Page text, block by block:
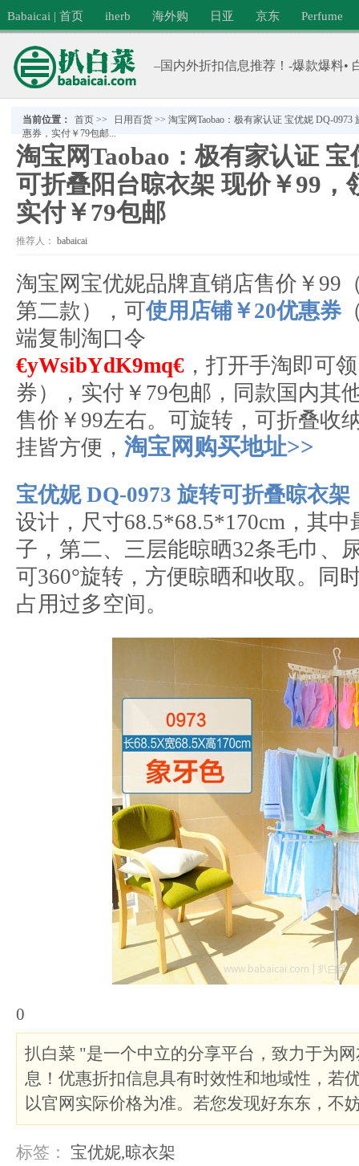
Babaicai | 首页 iherb 海外购 日亚 京东 Perfume
–国内外折扣信息推荐！-爆款爆料•
当前位置： 首页 >> 日用百货 >>淘宝网Taobao：极有家认证 宝优妮 DQ-
惠券，实付￥79包邮...
淘宝网Taobao：极有家认证 宝
可折叠阳台晾衣架 现价￥99，
实付￥79包邮
推荐人： babaicai
淘宝网宝优妮品牌直销店售价￥99
第二款），可使用店铺￥20优惠券
端复制淘口令
€yWsibYdK9mq€ ，打开手淘即可领
券），实付￥79包邮，同款国内其
售价￥99左右。可旋转，可折叠收
挂皆方便， 淘宝网购买地址>>
宝优妮 DQ-0973 旋转可折叠晾衣架
设计，尺寸68.5*68.5*170cm，其
子，第二、三层能晾晒32条毛巾、
可360°旋转，方便晾晒和收取。同
占用过多空间。
0
扒白菜 "是一个中立的分享平台，致力于为
息！优惠折扣信息具有时效性和地域性，若
以官网实际价格为准。若您发现好东东，不
标签： 宝优妮,晾衣架